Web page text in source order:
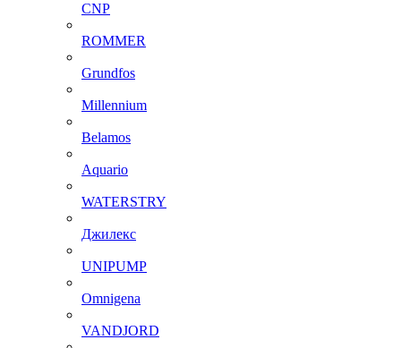
CNP
ROMMER
Grundfos
Millennium
Belamos
Aquario
WATERSTRY
Джилекс
UNIPUMP
Omnigena
VANDJORD